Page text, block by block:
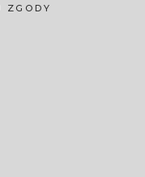
ZGODY